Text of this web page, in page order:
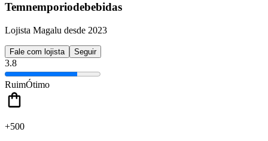
Temnemporiodebebidas
Lojista Magalu desde 2023
Fale com lojista Seguir
3.8
RuimÓtimo
+500